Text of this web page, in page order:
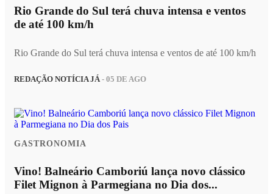
Rio Grande do Sul terá chuva intensa e ventos
de até 100 km/h
Rio Grande do Sul terá chuva intensa e ventos de até 100 km/h
REDAÇÃO NOTÍCIA JÁ- 05 DE AGO
GASTRONOMIA
Vino! Balneário Camboriú lança novo clássico
Filet Mignon à Parmegiana no Dia dos...